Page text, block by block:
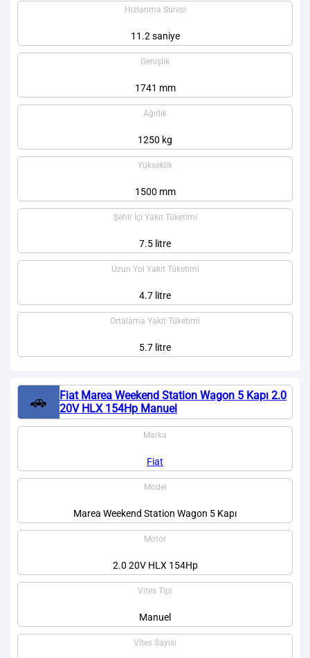
Hızlanma Süresi
11.2 saniye
Genişlik
1741 mm
Ağırlık
1250 kg
Yükseklik
1500 mm
Şehir İçi Yakıt Tüketimi
7.5 litre
Uzun Yol Yakıt Tüketimi
4.7 litre
Ortalama Yakıt Tüketimi
5.7 litre
🚗
Fiat Marea Weekend Station Wagon 5 Kapı 2.0
20V HLX 154Hp Manuel
Marka
Fiat
Model
Marea Weekend Station Wagon 5 Kapı
Motor
2.0 20V HLX 154Hp
Vites Tipi
Manuel
Vites Sayısı